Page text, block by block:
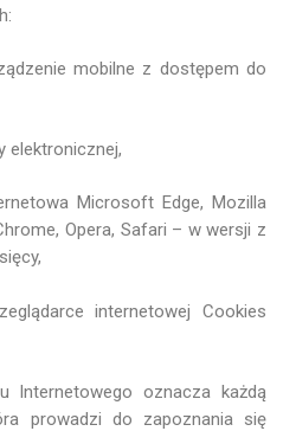
mobilne z dostępem do
elektronicznej,
Microsoft Edge, Mozilla
Opera, Safari – w wersji z
internetowej Cookies
Internetowego oznacza każdą
prowadzi do zapoznania się